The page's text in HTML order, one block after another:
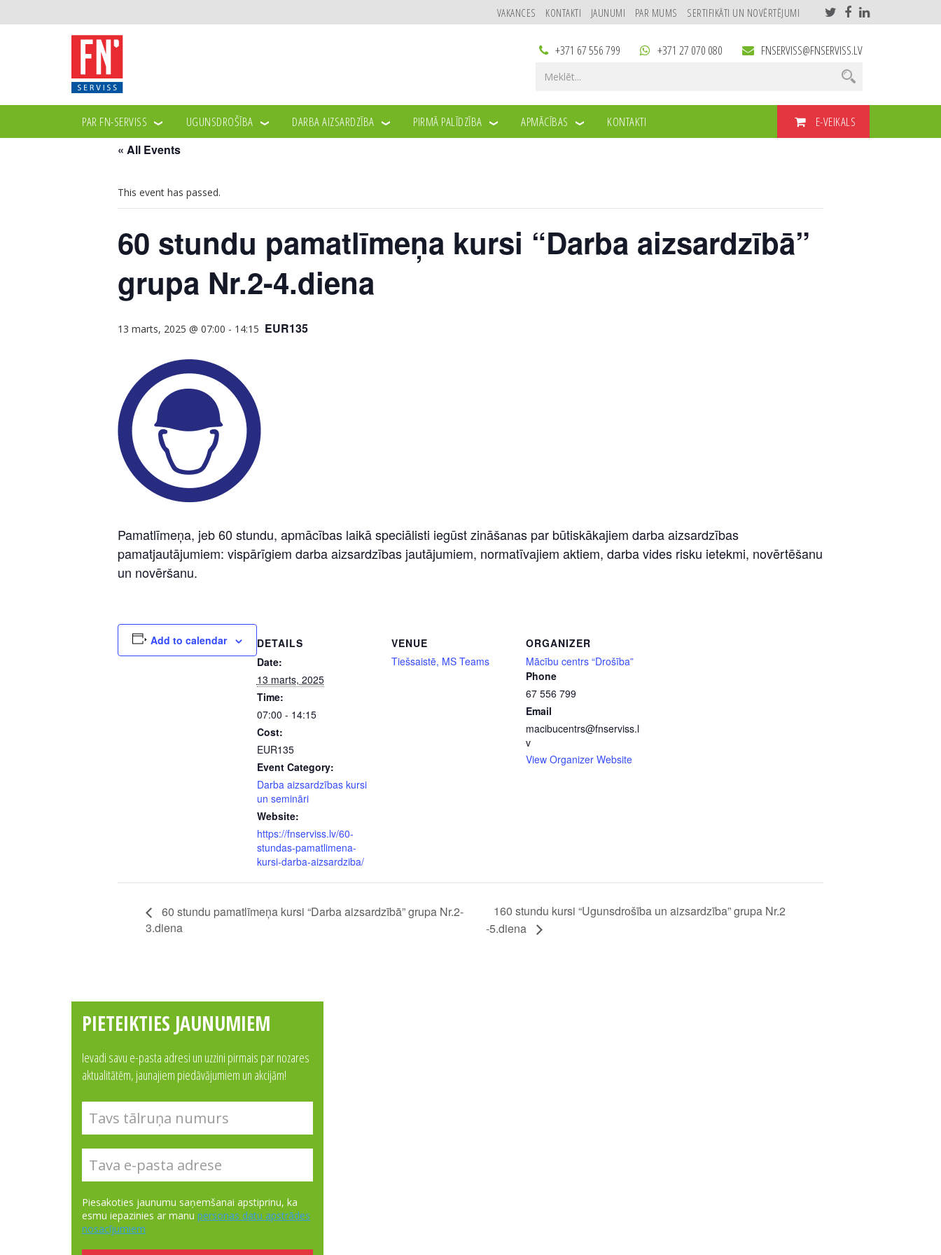
VAKANCES KONTAKTI JAUNUMI PAR MUMS SERTIFIKĀTI UN NOVĒRTĒJUMI
+371 67 556 799 +371 27 070 080 FNSERVISS@FNSERVISS.LV
PAR FN-SERVISS UGUNSDROŠĪBA DARBA AIZSARDZĪBA PIRMĀ PALĪDZĪBA APMĀCĪBAS KONTAKTI
E-VEIKALS
« All Events
This event has passed.
60 stundu pamatlīmeņa kursi “Darba aizsardzībā”
grupa Nr.2-4.diena
13 marts, 2025 @ 07:00 - 14:15 EUR135
Pamatlīmeņa, jeb 60 stundu, apmācības laikā speciālisti iegūst zināšanas par būtiskākajiem darba aizsardzības
pamatjautājumiem: vispārīgiem darba aizsardzības jautājumiem, normatīvajiem aktiem, darba vides risku ietekmi, novērtēšanu
un novēršanu.
Add to calendar
DETAILS
Date:
13 marts, 2025
Time:
07:00 - 14:15
Cost:
EUR135
Event Category:
Darba aizsardzības kursi
un semināri
Website:
https://fnserviss.lv/60-
stundas-pamatlimena-
kursi-darba-aizsardziba/
VENUE
Tiešsaistē, MS Teams
ORGANIZER
Mācību centrs “Drošība”
Phone
67 556 799
Email
macibucentrs@fnserviss.l
v
View Organizer Website
60 stundu pamatlīmeņa kursi “Darba aizsardzībā” grupa Nr.2-
3.diena
160 stundu kursi “Ugunsdrošība un aizsardzība” grupa Nr.2
-5.diena
PIETEIKTIES JAUNUMIEM
Ievadi savu e-pasta adresi un uzzini pirmais par nozares
aktualitātēm, jaunajiem piedāvājumiem un akcijām!
Piesakoties jaunumu saņemšanai apstiprinu, ka
esmu iepazinies ar manu personas datu apstrādes
nosacījumiem